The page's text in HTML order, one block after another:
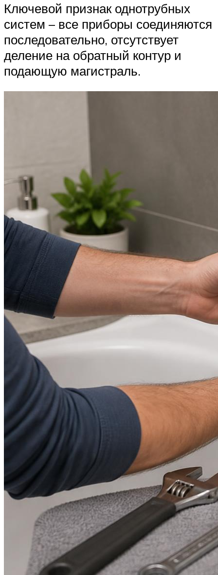
Ключевой признак однотрубных
систем – все приборы соединяются
последовательно, отсутствует
деление на обратный контур и
подающую магистраль.